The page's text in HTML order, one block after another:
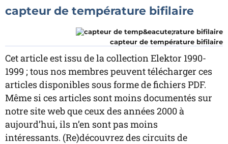
capteur de température bifilaire
capteur de température bifilaire
Cet article est issu de la collection Elektor 1990-
1999 ; tous nos membres peuvent télécharger ces
articles disponibles sous forme de fichiers PDF.
Même si ces articles sont moins documentés sur
notre site web que ceux des années 2000 à
aujourd’hui, ils n’en sont pas moins
intéressants. (Re)découvrez des circuits de